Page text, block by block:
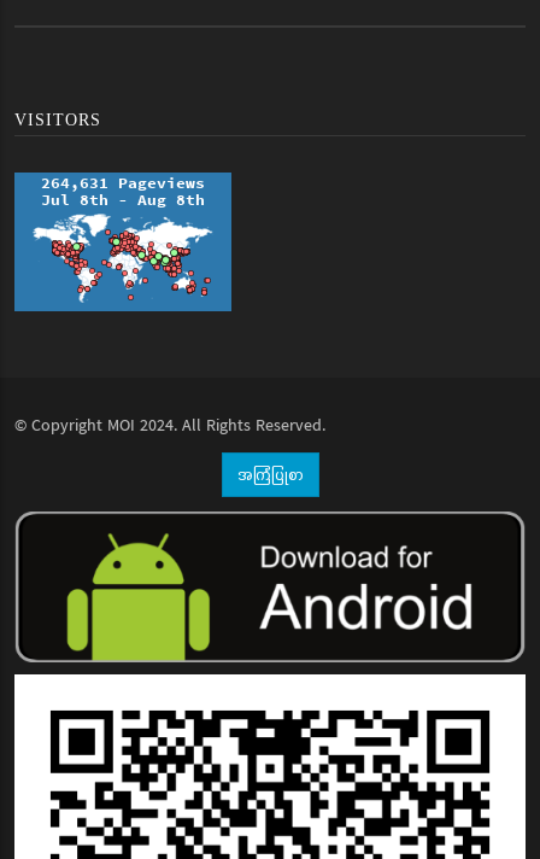
VISITORS
© Copyright MOI 2024. All Rights Reserved.
အကြံပြုစာ